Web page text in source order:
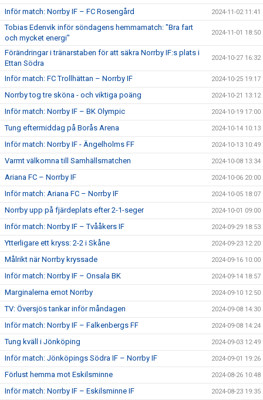
Inför match: Norrby IF – FC Rosengård 2024-11-02 11:41
Tobias Edenvik inför söndagens hemmamatch: "Bra fart
och mycket energi"
2024-11-01 18:50
Förändringar i tränarstaben för att säkra Norrby IF:s plats i
Ettan Södra
2024-10-27 16:32
Inför match: FC Trollhättan – Norrby IF 2024-10-25 19:17
Norrby tog tre sköna - och viktiga poäng 2024-10-21 13:12
Inför match: Norrby IF – BK Olympic 2024-10-19 17:00
Tung eftermiddag på Borås Arena 2024-10-14 10:13
Inför match: Norrby IF - Ängelholms FF 2024-10-13 10:49
Varmt välkomna till Samhällsmatchen 2024-10-08 13:34
Ariana FC – Norrby IF 2024-10-06 20:00
Inför match: Ariana FC – Norrby IF 2024-10-05 18:07
Norrby upp på fjärdeplats efter 2-1-seger 2024-10-01 09:00
Inför match: Norrby IF – Tvååkers IF 2024-09-29 18:53
Ytterligare ett kryss: 2-2 i Skåne 2024-09-23 12:20
Målrikt när Norrby kryssade 2024-09-16 10:00
Inför match: Norrby IF – Onsala BK 2024-09-14 18:57
Marginalerna emot Norrby 2024-09-10 12:50
TV: Översjös tankar inför måndagen 2024-09-08 14:30
Inför match: Norrby IF – Falkenbergs FF 2024-09-08 14:24
Tung kväll i Jönköping 2024-09-03 12:49
Inför match: Jönköpings Södra IF – Norrby IF 2024-09-01 19:26
Förlust hemma mot Eskilsminne 2024-08-26 10:48
Inför match: Norrby IF – Eskilsminne IF 2024-08-23 19:35